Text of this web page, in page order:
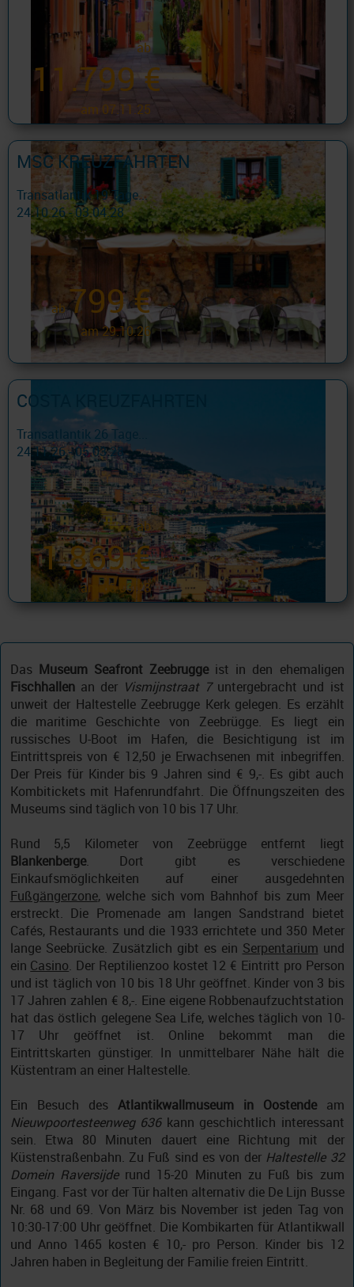
ab
11.799 €
am 07.11.25
MSC KREUZFAHRTEN
Transatlantik 19 Tage...
24.10.26 - 03.04.28
ab799 €
am 29.10.26
COSTA KREUZFAHRTEN
Transatlantik 26 Tage...
24.11.26 - 05.03.28
ab
1.869 €
am 05.03.28
Das Museum Seafront Zeebruggeist in den ehemaligen
Fischhallen an der Vismijnstraat 7untergebracht und ist
unweit der Haltestelle Zeebrugge Kerk gelegen. Es erzählt
die maritime Geschichte von Zeebrügge. Es liegt ein
russisches U-Boot im Hafen, die Besichtigung ist im
Eintrittspreis von € 12,50 je Erwachsenen mit inbegriffen.
Der Preis für Kinder bis 9 Jahren sind € 9,-. Es gibt auch
Kombitickets mit Hafenrundfahrt. Die Öffnungszeiten des
Museums sind täglich von 10 bis 17 Uhr.
Rund 5,5 Kilometer von Zeebrügge entfernt liegt
Blankenberge. Dort gibt es verschiedene
Einkaufsmöglichkeiten auf einer ausgedehnten
Fußgängerzone, welche sich vom Bahnhof bis zum Meer
erstreckt. Die Promenade am langen Sandstrand bietet
Cafés, Restaurants und die 1933 errichtete und 350 Meter
lange Seebrücke. Zusätzlich gibt es ein Serpentarium und
ein Casino. Der Reptilienzoo kostet 12 € Eintritt pro Person
und ist täglich von 10 bis 18 Uhr geöffnet. Kinder von 3 bis
17 Jahren zahlen € 8,-. Eine eigene Robbenaufzuchtstation
hat das östlich gelegene Sea Life, welches täglich von 10-
17 Uhr geöffnet ist. Online bekommt man die
Eintrittskarten günstiger. In unmittelbarer Nähe hält die
Küstentram an einer Haltestelle.
Ein Besuch des Atlantikwallmuseum in Oostendeam
Nieuwpoortesteenweg 636kann geschichtlich interessant
sein. Etwa 80 Minuten dauert eine Richtung mit der
Küstenstraßenbahn. Zu Fuß sind es von der Haltestelle 32
Domein Raversijderund 15-20 Minuten zu Fuß bis zum
Eingang. Fast vor der Tür halten alternativ die De Lijn Busse
Nr. 68 und 69. Von März bis November ist jeden Tag von
10:30-17:00 Uhr geöffnet. Die Kombikarten für Atlantikwall
und Anno 1465 kosten € 10,- pro Person. Kinder bis 12
Jahren haben in Begleitung der Familie freien Eintritt.